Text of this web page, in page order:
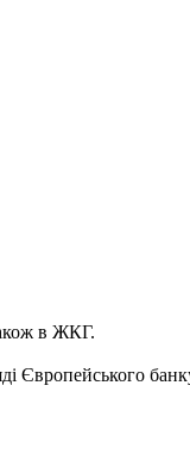
в ЖКГ.
Європейського